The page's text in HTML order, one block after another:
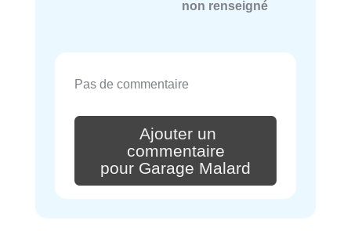
non renseigné
Pas de commentaire
Ajouter un
commentaire
pour Garage Malard